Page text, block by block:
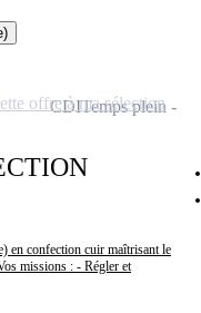
en confection cuir maîtrisant le
missions : - Régler et
CDITemps plein
offre à ma sélection